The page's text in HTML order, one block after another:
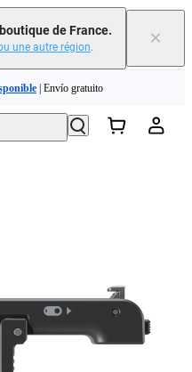
de France.
une autre région. ×
| Envío gratuito
l'argent pour votre nouvel achat.｜